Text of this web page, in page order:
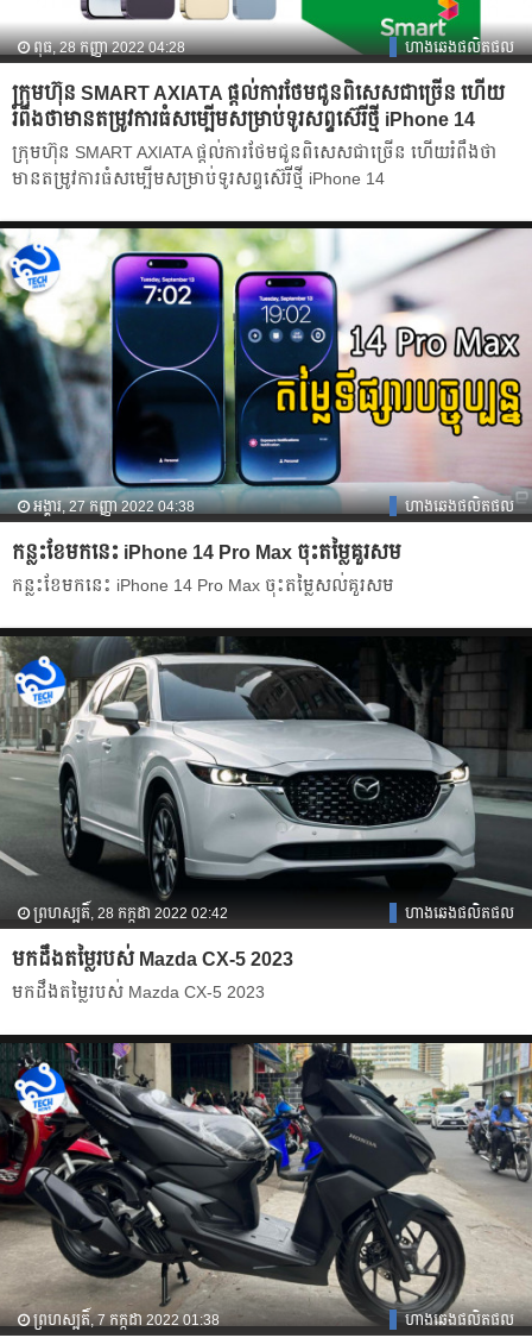
ពុធ, 28 កញ្ញា 2022 04:28 ហាងឆេងផលិតផល
ក្រុមហ៊ុន SMART AXIATA ផ្តល់ការថែមជូនពិសេសជាច្រើន ហើយ
រំពឹងថាមានតម្រូវ​ការ​ធំសម្បើម​សម្រាប់ទូរសព្ទស៊េរីថ្មី iPhone 14
ក្រុមហ៊ុន SMART AXIATA ផ្តល់ការថែមជូនពិសេសជាច្រើន ហើយរំពឹងថា
មានតម្រូវ​ការ​ធំសម្បើម​សម្រាប់ទូរសព្ទស៊េរីថ្មី iPhone 14
អង្គារ, 27 កញ្ញា 2022 04:38 ហាងឆេងផលិតផល
កន្លះខែមកនេះ iPhone 14 Pro Max ចុះតម្លៃគួរសម
កន្លះខែមកនេះ iPhone 14 Pro Max ចុះតម្លៃសល់គួរសម
ព្រហស្បតិ៍, 28 កក្កដា 2022 02:42 ហាងឆេងផលិតផល
មកដឹងតម្លៃរបស់ Mazda CX-5 2023
មកដឹងតម្លៃរបស់ Mazda CX-5 2023
ព្រហស្បតិ៍, 7 កក្កដា 2022 01:38 ហាងឆេងផលិតផល